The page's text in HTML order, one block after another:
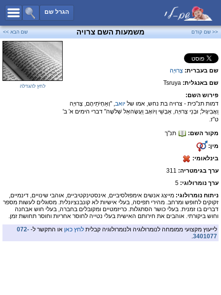
הגרל שם
כל השמות
שמות לבנים
שמות לבנות
שמות משותפים
שמות נפוצים
פייסבוק
<< שם קודם משמעות השם צרויה שם הבא >>
שם בעברית: צְרוּיָה
שם באנגלית: Tsruya
פירוש השם:
דמות תנ"כית - צרויה בת נחש, אמו של יואב, "וְאַחְיֹתֵיהֶם, צְרוּיָה
וַאֲבִיגָיִל; וּבְנֵי צְרוּיָה, אַבְשַׁי וְיוֹאָב וַעֲשָׂהאֵל שְׁלֹשָׁה" דברי הימים א' ב'
ט"ז.
מקור השם:
תנ"ך
מין:
בינלאומי:
ערך בגימטריה:
ערך נומרולוגי: 5
לחץ להגדלה
ניתוח נומרולוגי: מייצג אנשים אימפולסיביים, אינסטינקטיביים, אוהבי שינויים, דינמיים,
זקוקים לחופש ומרחב. מהירי תפיסה, בעלי אישיות לא קונבנציונלית. מסוגלים לעשות מספר
דברים בו זמנית. בעלי כושר הסתגלות. כריזמטיים ומקובלים בחברה, בעלי חוש אבחנה
וחוש ביקורתי. אוהבים את חירותם האישית בעלי נטייה לחוסר אחריות וחוסר תחושת זמן.
לייעוץ מקצועי ממומחה לנומרולוגיה ולנומרולוגיה קבלית לחץ כאן או התקשר ל- 072-
3401077
.